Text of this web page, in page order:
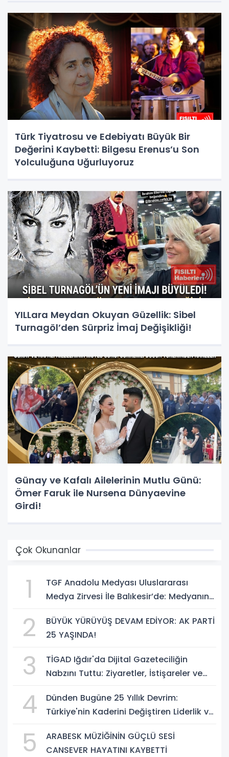
Türk Tiyatrosu ve Edebiyatı Büyük Bir
Değerini Kaybetti: Bilgesu Erenus’u Son
Yolculuğuna Uğurluyoruz
YILLara Meydan Okuyan Güzellik: Sibel
Turnagöl’den Sürpriz İmaj Değişikliği!
Günay ve Kafalı Ailelerinin Mutlu Günü:
Ömer Faruk ile Nursena Dünyaevine
Girdi!
Çok Okunanlar
1
TGF Anadolu Medyası Uluslararası
Medya Zirvesi İle Balıkesir’de: Medyanın
2
BÜYÜK YÜRÜYÜŞ DEVAM EDİYOR: AK PARTİ
25 YAŞINDA!
3
TİGAD Iğdır'da Dijital Gazeteciliğin
Nabzını Tuttu: Ziyaretler, İstişareler ve
4
Dünden Bugüne 25 Yıllık Devrim:
Türkiye'nin Kaderini Değiştiren Liderlik ve
5
ARABESK MÜZİĞİNİN GÜÇLÜ SESİ
CANSEVER HAYATINI KAYBETTİ